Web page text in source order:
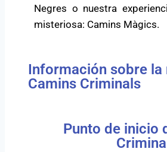
Negres o nuestra
misteriosa: Camins Màgics.
Información sobre la
Camins Criminals
Punto de inicio